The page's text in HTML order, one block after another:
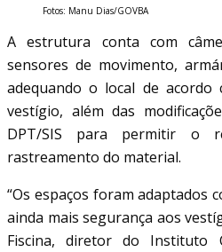
Fotos: Manu Dias/GOVBA
A estrutura conta com
sensores de movimento,
adequando o local de acordo
vestígio, além das
DPT/SIS para permitir o
rastreamento do material.
“Os espaços foram adaptados
ainda mais segurança aos
Fiscina, diretor do Instituto